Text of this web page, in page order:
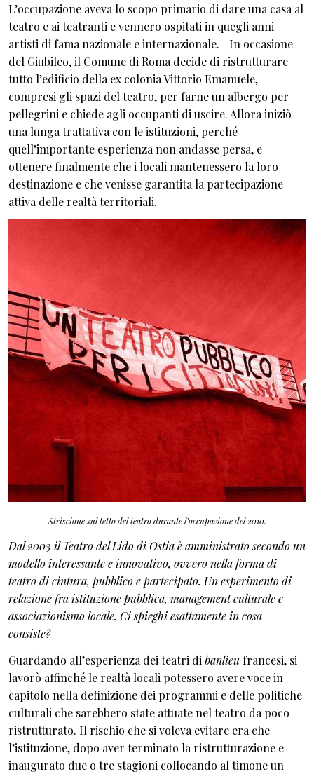
L’occupazione aveva lo scopo primario di dare una casa al
teatro e ai teatranti e vennero ospitati in quegli anni
artisti di fama nazionale e internazionale. In occasione
del Giubileo, il Comune di Roma decide di ristrutturare
tutto l’edificio della ex colonia Vittorio Emanuele,
compresi gli spazi del teatro, per farne un albergo per
pellegrini e chiede agli occupanti di uscire. Allora iniziò
una lunga trattativa con le istituzioni, perché
quell’importante esperienza non andasse persa, e
ottenere finalmente che i locali mantenessero la loro
destinazione e che venisse garantita la partecipazione
attiva delle realtà territoriali.
Striscione sul tetto del teatro durante l’occupazione del 2010.
Dal 2003 il Teatro del Lido di Ostia è amministrato secondo un
modello interessante e innovativo, ovvero nella forma di
teatro di cintura, pubblico e partecipato. Un esperimento di
relazione fra istituzione pubblica, management culturale e
associazionismo locale. Ci spieghi esattamente in cosa
consiste?
Guardando all’esperienza dei teatri di banlieu francesi, si
lavorò affinché le realtà locali potessero avere voce in
capitolo nella definizione dei programmi e delle politiche
culturali che sarebbero state attuate nel teatro da poco
ristrutturato. Il rischio che si voleva evitare era che
l’istituzione, dopo aver terminato la ristrutturazione e
inaugurato due o tre stagioni collocando al timone un